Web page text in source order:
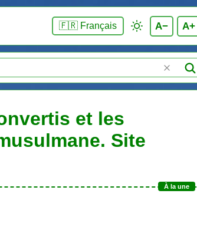
🇫🇷 Français A− A+
et les
Site